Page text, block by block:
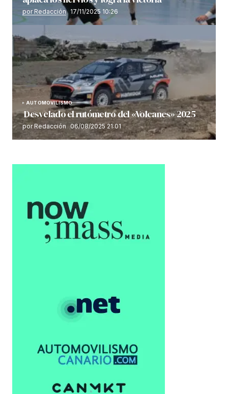
por Redacción 17/11/2025 10:26
AUTOMOVILISMO
Desvelado el rutómetro del «Volcanes» 2025
por Redacción 06/08/2025 21:01